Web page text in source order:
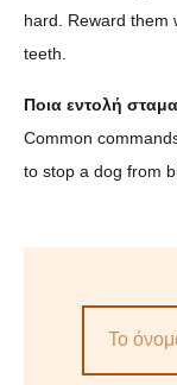
hard. Reward them
teeth.
Ποια εντολή
Common
to stop a dog from